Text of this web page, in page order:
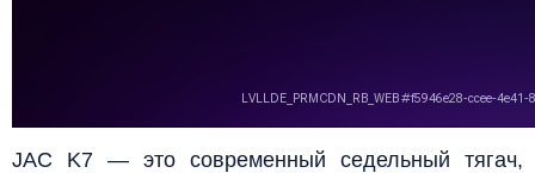
JAC K7 — это современный седельный тягач,